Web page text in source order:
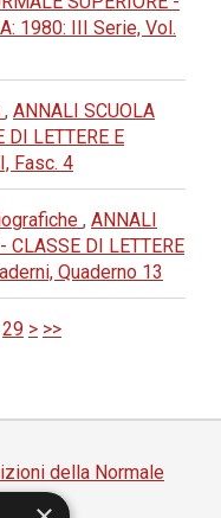
1980: III Serie, Vol.
, ANNALI SCUOLA
DI LETTERE E
Fasc. 4
, ANNALI
CLASSE DI LETTERE
Quaderno 13
29 > >>
della Normale
Pisa